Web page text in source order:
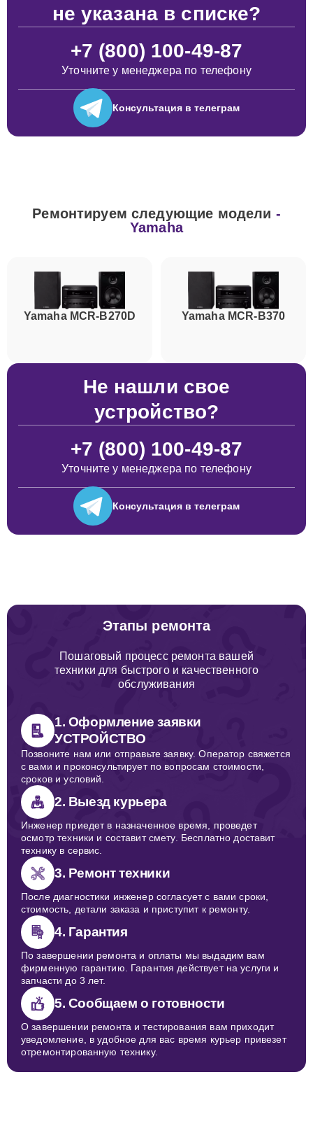
не указана в списке?
+7 (800) 100-49-87
Уточните у менеджера по телефону
Консультация в телеграм
Ремонтируем следующие модели -
Yamaha
Yamaha MCR-B270D Yamaha MCR-B370
Не нашли свое
устройство?
+7 (800) 100-49-87
Уточните у менеджера по телефону
Консультация в телеграм
Этапы ремонта
Пошаговый процесс ремонта вашей
техники для быстрого и качественного
обслуживания
1. Оформление заявки
УСТРОЙСТВО
Позвоните нам или отправьте заявку. Оператор свяжется
с вами и проконсультирует по вопросам стоимости,
сроков и условий.
2. Выезд курьера
Инженер приедет в назначенное время, проведет
осмотр техники и составит смету. Бесплатно доставит
технику в сервис.
3. Ремонт техники
После диагностики инженер согласует с вами сроки,
стоимость, детали заказа и приступит к ремонту.
4. Гарантия
По завершении ремонта и оплаты мы выдадим вам
фирменную гарантию. Гарантия действует на услуги и
запчасти до 3 лет.
5. Сообщаем о готовности
О завершении ремонта и тестирования вам приходит
уведомление, в удобное для вас время курьер привезет
отремонтированную технику.